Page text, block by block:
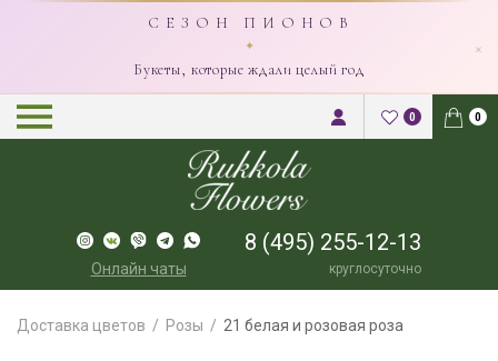
С Е З О Н П И О Н О В
✦
Букеты, которые ждали целый год
×
0 0
Онлайн чаты
8 (495) 255-12-13
круглосуточно
Доставка цветов Розы 21 белая и розовая роза